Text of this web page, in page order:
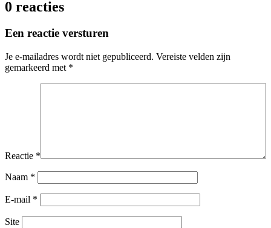
0 reacties
Een reactie versturen
Je e-mailadres wordt niet gepubliceerd. Vereiste velden zijn
gemarkeerd met *
Reactie *
Naam *
E-mail *
Site